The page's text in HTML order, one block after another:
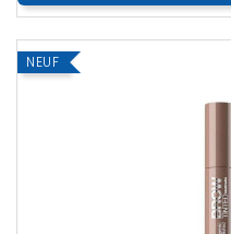
NEUF